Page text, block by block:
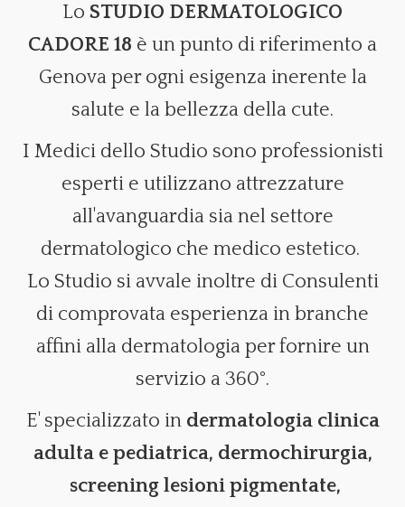
Lo STUDIO DERMATOLOGICO
CADORE 18 è un punto di riferimento a
Genova per ogni esigenza inerente la
salute e la bellezza della cute.
I Medici dello Studio sono professionisti
esperti e utilizzano attrezzature
all'avanguardia sia nel settore
dermatologico che medico estetico.
Lo Studio si avvale inoltre di Consulenti
di comprovata esperienza in branche
affini alla dermatologia per fornire un
servizio a 360°.
E' specializzato in dermatologia clinica
adulta e pediatrica, dermochirurgia,
screening lesioni pigmentate,